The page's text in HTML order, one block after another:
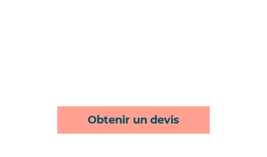
Obtenir un devis